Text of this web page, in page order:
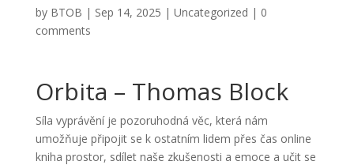
by BTOB | Sep 14, 2025 | Uncategorized | 0
comments
Orbita – Thomas Block
Síla vyprávění je pozoruhodná věc, která nám
umožňuje připojit se k ostatním lidem přes čas online
kniha prostor, sdílet naše zkušenosti a emoce a učit se